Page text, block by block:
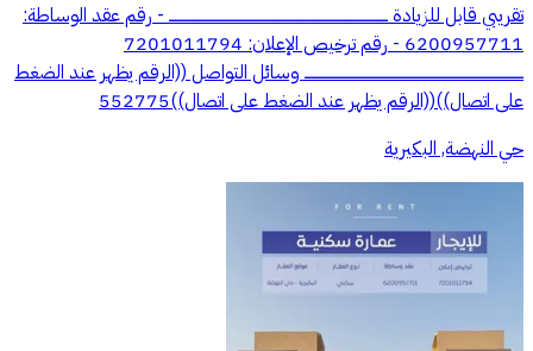
تقريبي قابل للزيادة ــــــــــــــــــــــــــــــــــــــــــــــــــــــــــــــــــــــــــــــــــــــــــــ - رقم عقد الوساطة:
6200957711 - رقم ترخيص الإعلان: 7201011794
ــــــــــــــــــــــــــــــــــــــــــــــــــــــــــــــــــــــــــــــــــــــــــــ وسائل التواصل ((الرقم يظهر عند الضغط
على اتصال))((الرقم يظهر عند الضغط على اتصال))552775
حي النهضة, البكيرية